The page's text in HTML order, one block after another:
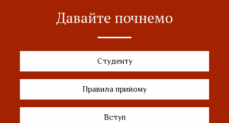
Давайте почнемо
Студенту
Правила прийому
Вступ